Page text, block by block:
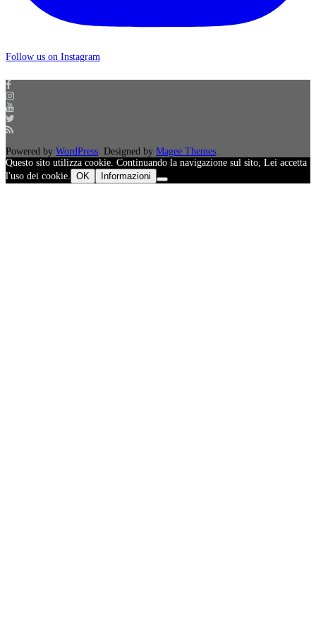
Follow us on Instagram
Powered by WordPress. Designed by Magee Themes.
Questo sito utilizza cookie. Continuando la navigazione sul sito, Lei accetta
l'uso dei cookie. OK Informazioni